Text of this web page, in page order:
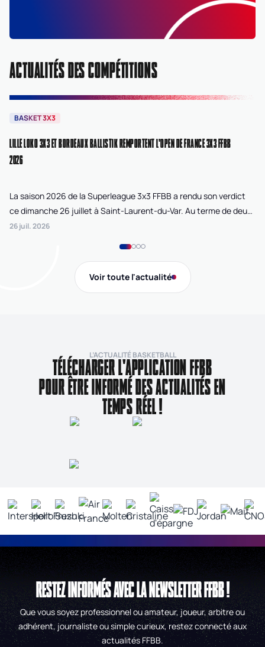
ACTUALITÉS DES COMPÉTITIONS
BASKET 3X3
LILLE LOKO 3X3 ET BORDEAUX BALLISTIK REMPORTENT L'OPEN DE FRANCE 3X3 FFBB
2026
La saison 2026 de la Superleague 3x3 FFBB a rendu son verdict
ce dimanche 26 juillet à Saint-Laurent-du-Var. Au terme de deux
journées de compétition disputées sur la plage Cousteau, Lille
26 juil. 2026
Voir toute l'actualité
L’ACTUALITÉ BASKETBALL
TÉLÉCHARGER L'APPLICATION FFBB
POUR ÊTRE INFORMÉ DES ACTUALITÉS EN
TEMPS RÉEL !
RESTEZ INFORMÉS AVEC LA NEWSLETTER FFBB !
Que vous soyez professionnel ou amateur, joueur, arbitre ou
adhérent, journaliste ou simple curieux, restez connecté aux
actualités FFBB.